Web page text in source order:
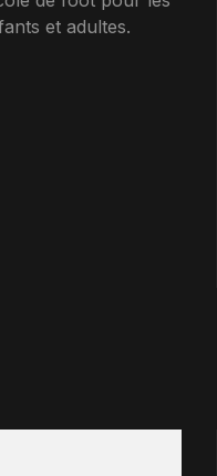
et adultes.